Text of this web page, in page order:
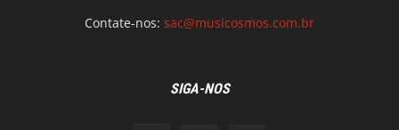
Contate-nos: sac@musicosmos.com.br
SIGA-NOS